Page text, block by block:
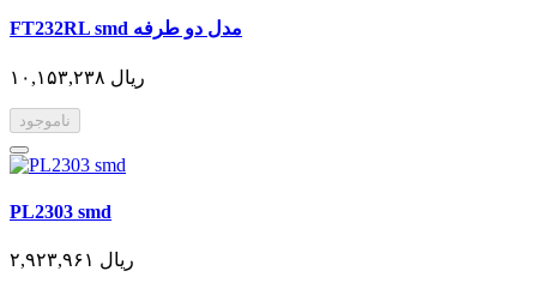
FT232RL smd مدل دو طرفه
۱۰,۱۵۳,۲۳۸ ریال
ناموجود
PL2303 smd
۲,۹۲۳,۹۶۱ ریال